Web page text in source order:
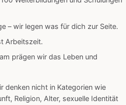
– wir legen was für dich zur Seite.
Arbeitszeit.
prägen wir das Leben und
denken nicht in Kategorien wie
Religion, Alter, sexuelle Identität